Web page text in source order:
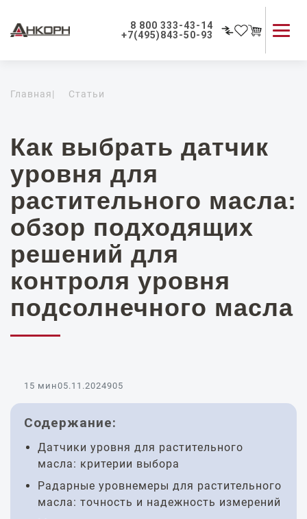
8 800 333-43-14
+7(495)843-50-93
Контакты
Главная| Статьи
Как выбрать датчик
уровня для
растительного масла:
обзор подходящих
решений для
контроля уровня
подсолнечного масла
15 мин05.11.2024905
Содержание:
Датчики уровня для растительного
масла: критерии выбора
Радарные уровнемеры для растительного
масла: точность и надежность измерений